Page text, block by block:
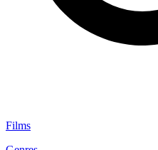
Films